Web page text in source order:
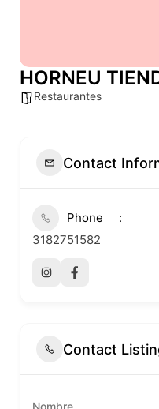
HORNEU
Restaurantes
Contact
Phone
3182751582
Contact